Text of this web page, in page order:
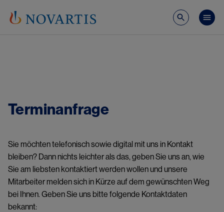
Terminanfrage
Sie möchten telefonisch sowie digital mit uns in Kontakt
bleiben? Dann nichts leichter als das, geben Sie uns an, wie
Sie am liebsten kontaktiert werden wollen und unsere
Mitarbeiter melden sich in Kürze auf dem gewünschten Weg
bei Ihnen. Geben Sie uns bitte folgende Kontaktdaten
bekannt: